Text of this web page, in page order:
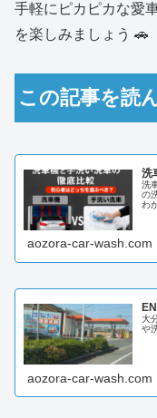
手軽にピカピカな愛
を楽しみましょう 🚗
この記事を読
洗
洗
の
わ
aozora-car-wash.com
大
や
aozora-car-wash.com